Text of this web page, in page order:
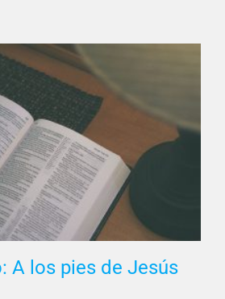
A los pies de Jesús